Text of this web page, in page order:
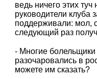
ведь ничего этих
руководители клуба
поддерживали: мол,
следующий раз
- Многие болельщики
разочаровались в
можете им сказать?